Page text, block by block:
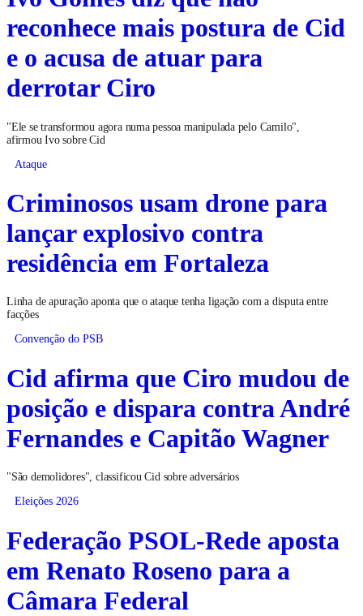
reconhece mais postura de Cid
e o acusa de atuar para
derrotar Ciro
"Ele se transformou agora numa pessoa manipulada pelo Camilo",
afirmou Ivo sobre Cid
Ataque
Criminosos usam drone para
lançar explosivo contra
residência em Fortaleza
Linha de apuração aponta que o ataque tenha ligação com a disputa entre
facções
Convenção do PSB
Cid afirma que Ciro mudou de
posição e dispara contra André
Fernandes e Capitão Wagner
"São demolidores", classificou Cid sobre adversários
Eleições 2026
Federação PSOL-Rede aposta
em Renato Roseno para a
Câmara Federal